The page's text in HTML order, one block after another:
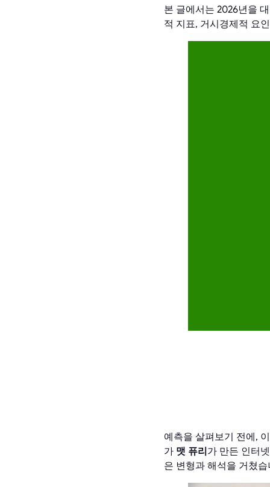
본 글에서는 2026년을
적 지표, 거시경제적 요
예측을 살펴보기 전에,
가 맷 퓨리 가 만든 인터
은 변형과 해석을 거쳤습